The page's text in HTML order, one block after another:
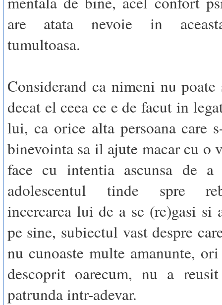
are atata nevoie in
tumultoasa.
Considerand ca nimeni nu
decat el ceea ce e de facut in
lui, ca orice alta persoana care
binevointa sa il ajute macar cu o
face cu intentia ascunsa de
adolescentul tinde spre
incercarea lui de a se (re)gasi si
pe sine, subiectul vast despre
nu cunoaste multe amanunte,
descoprit oarecum, nu a
patrunda intr-adevar.